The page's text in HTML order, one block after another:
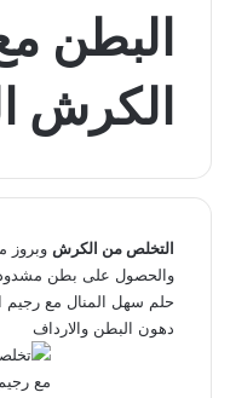
البطن
الكرش
التخلص من الكرش وبروز
والحصول على بطن مشدودة
حلم سهل المنال مع رجيم
دهون البطن والارداف